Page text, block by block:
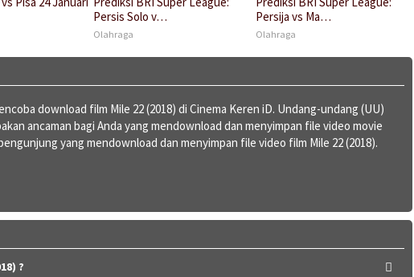
Persis Solo v…
Olahraga
Persija vs Ma…
Olahraga
download film Mile 22 (2018) di Cinema Keren iD. Undang-undang (UU)
ancaman bagi Anda yang mendownload dan menyimpan file video movie
yang mendownload dan menyimpan file video film Mile 22 (2018).
?